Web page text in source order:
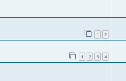
1 2
1 2 3 4